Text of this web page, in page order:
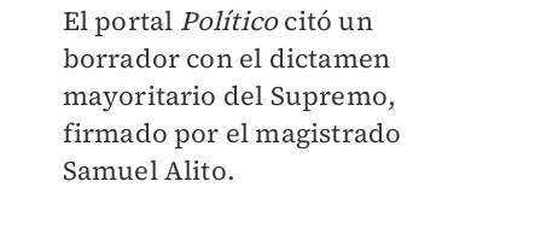
El portal Políticocitó un
borrador con el dictamen
mayoritario del Supremo,
firmado por el magistrado
Samuel Alito.